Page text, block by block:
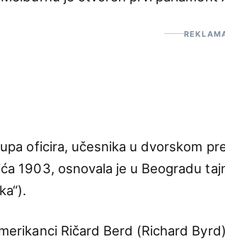
oficira, učesnika u dvorskom
1903, osnovala je u Beogradu
Ričard Berd (Richard